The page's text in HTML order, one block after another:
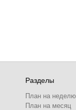
Разделы
План на неделю
План на месяц